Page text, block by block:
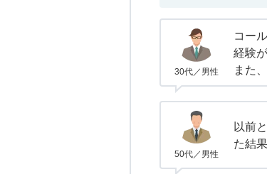
30代／男性
コー
経験
また
50代／男性
以前
た結